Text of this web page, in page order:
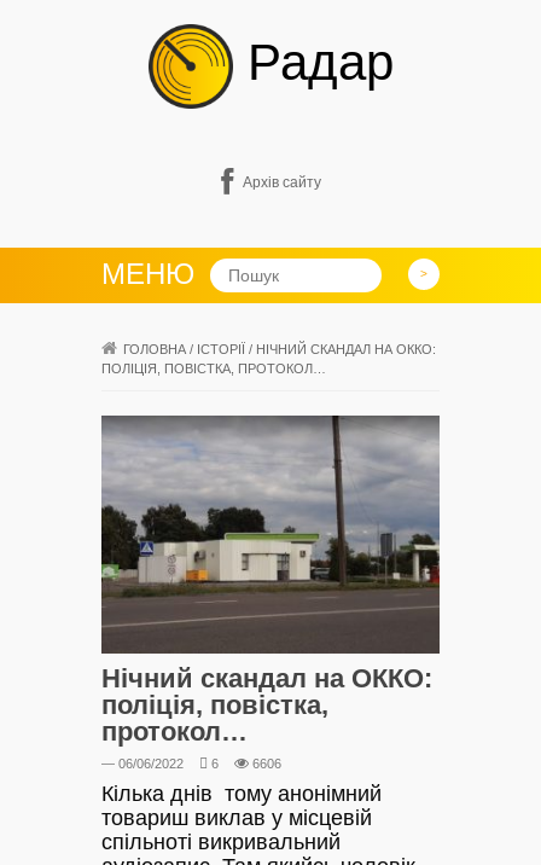
Радар
Архів сайту
МЕНЮ
ГОЛОВНА / ІСТОРІЇ / НІЧНИЙ СКАНДАЛ НА ОККО:
ПОЛІЦІЯ, ПОВІСТКА, ПРОТОКОЛ…
Нічний скандал на ОККО:
поліція, повістка,
протокол…
— 06/06/2022 6 6606
Кілька днів тому анонімний
товариш виклав у місцевій
спільноті викривальний